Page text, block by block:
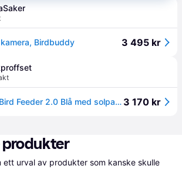
Birdbuddy 3 495 kr
Birdbuddy Smart Bird Feeder 2.0 Blå med solpanel 3 170 kr
produkter
ett urval av produkter som kanske skulle